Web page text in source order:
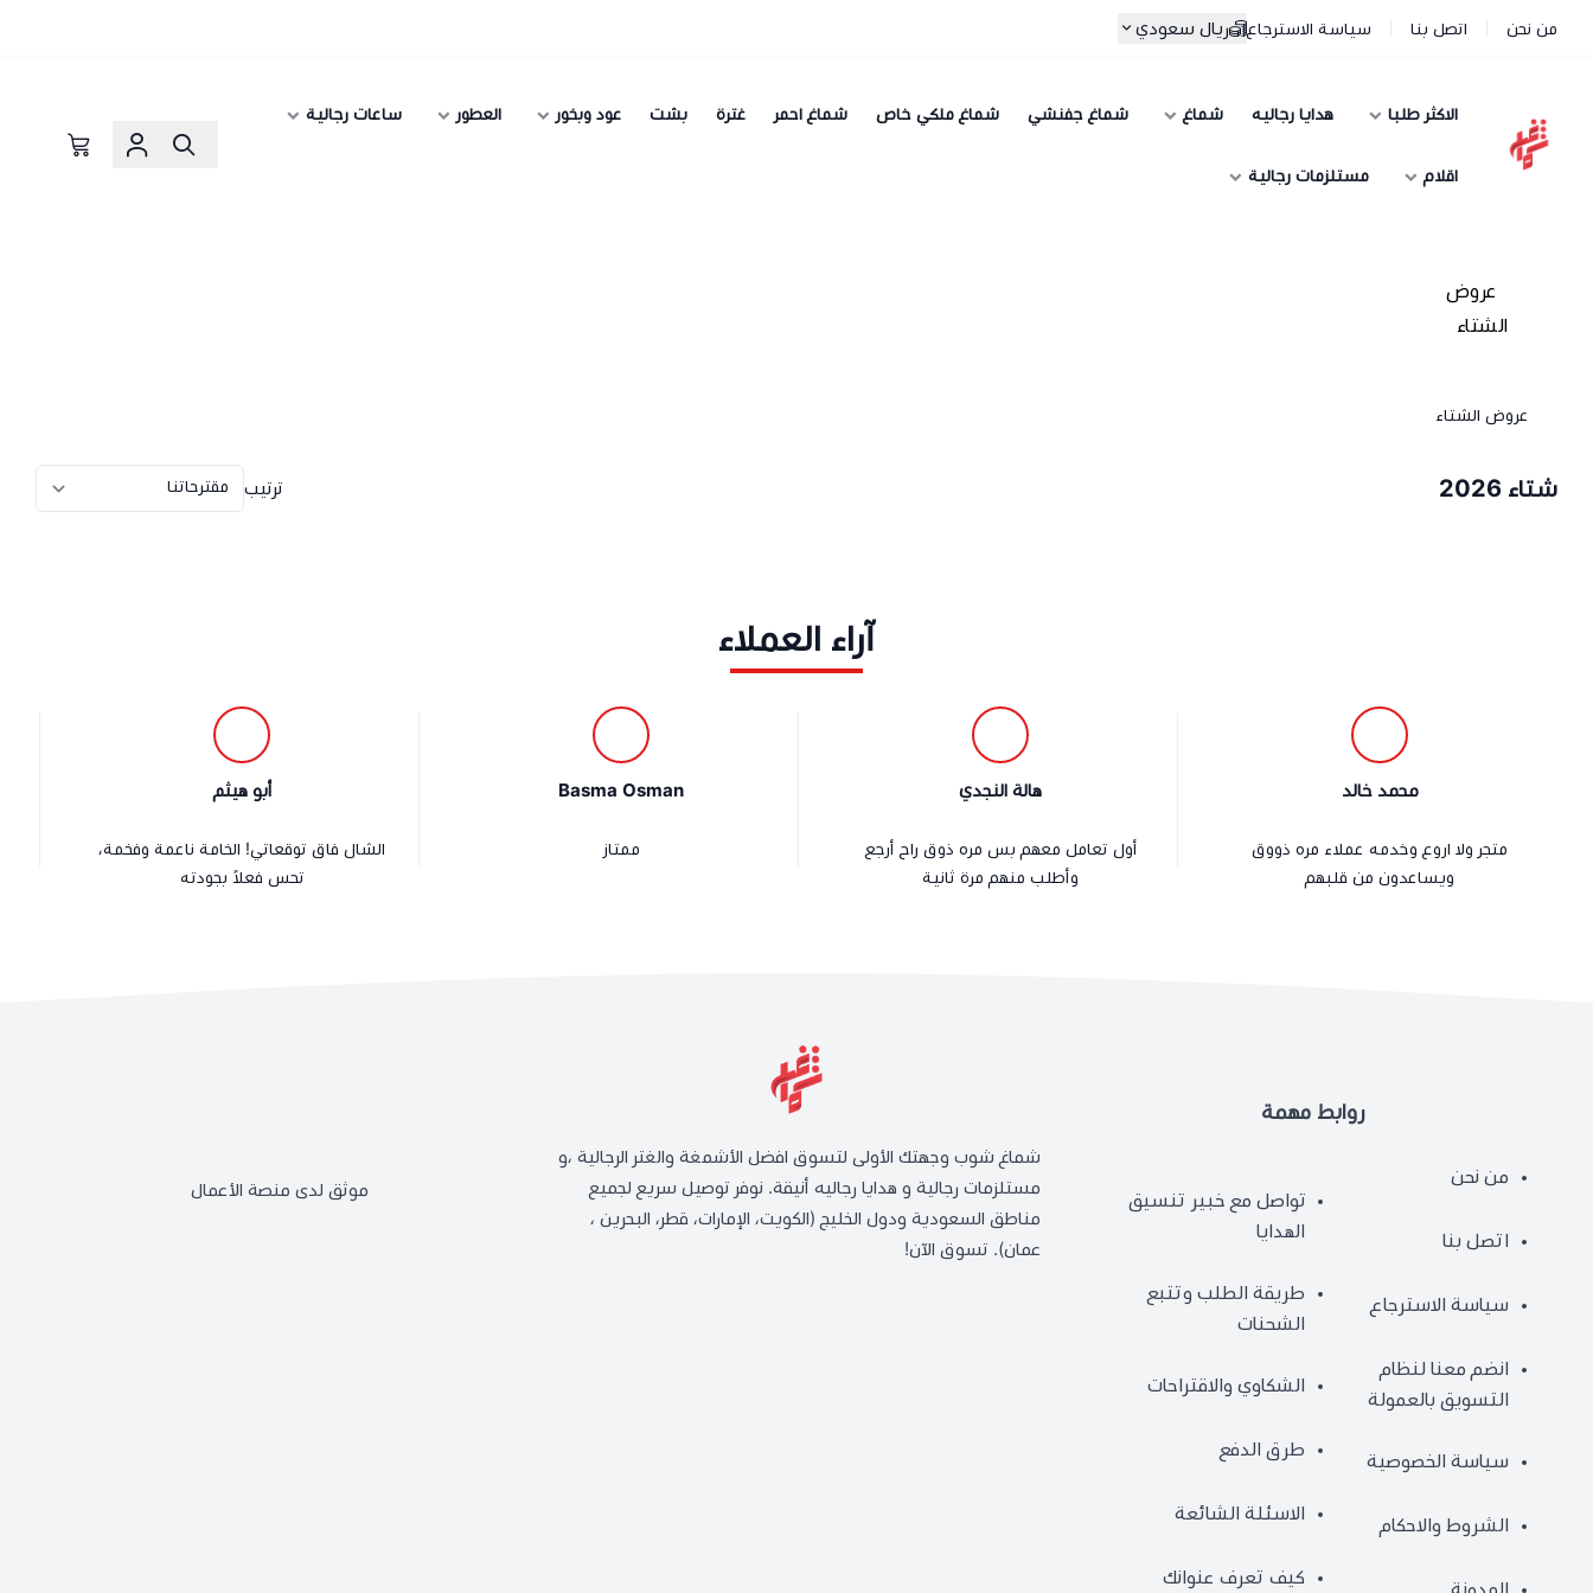
من نحن اتصل بنا سياسة الاسترجاع ريال سعودي
شماغ شوب | أفضل متجر شماغ في السعودية
الاكثر طلبا هدايا رجاليه شماغ شماغ جفنشي شماغ ملكي خاص شماغ احمر غترة بشت عود وبخور العطور ساعات رجالية
اقلام مستلزمات رجالية
عروض الشتاء
شتاء 2026 ترتيب
آراء العملاء
محمد خالد
متجر ولا اروع وخدمه عملاء مره ذووق
ويساعدون من قلبهم
هالة النجدي
أول تعامل معهم بس مره ذوق راح أرجع
وأطلب منهم مرة ثانية
Basma Osman
ممتاز
أبو هيثم
الشال فاق توقعاتي! الخامة ناعمة وفخمة،
تحس فعلاً بجودته
روابط مهمة
من نحن
اتصل بنا
سياسة الاسترجاع
انضم معنا لنظام
التسويق بالعمولة
سياسة الخصوصية
الشروط والاحكام
المدونة
تواصل مع خبير تنسيق
الهدايا
طريقة الطلب وتتبع
الشحنات
الشكاوي والاقتراحات
طرق الدفع
الاسئلة الشائعة
كيف تعرف عنوانك
شماغ شوب وجهتك الأولى لتسوق افضل الأشمغة والغتر الرجالية ،و
مستلزمات رجالية و هدايا رجاليه أنيقة. نوفر توصيل سريع لجميع
مناطق السعودية ودول الخليج (الكويت، الإمارات، قطر، البحرين ،
عمان). تسوق الآن!
موثق لدى منصة الأعمال